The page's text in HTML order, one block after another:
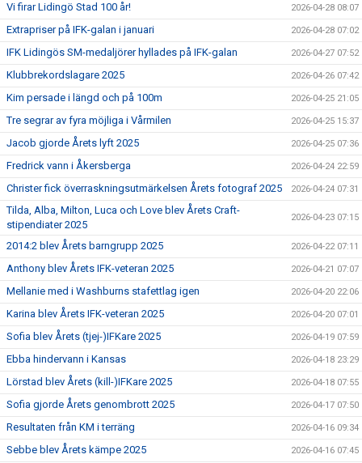
Vi firar Lidingö Stad 100 år! 2026-04-28 08:07
Extrapriser på IFK-galan i januari 2026-04-28 07:02
IFK Lidingös SM-medaljörer hyllades på IFK-galan 2026-04-27 07:52
Klubbrekordslagare 2025 2026-04-26 07:42
Kim persade i längd och på 100m 2026-04-25 21:05
Tre segrar av fyra möjliga i Vårmilen 2026-04-25 15:37
Jacob gjorde Årets lyft 2025 2026-04-25 07:36
Fredrick vann i Åkersberga 2026-04-24 22:59
Christer fick överraskningsutmärkelsen Årets fotograf 2025 2026-04-24 07:31
Tilda, Alba, Milton, Luca och Love blev Årets Craft-
stipendiater 2025
2026-04-23 07:15
2014:2 blev Årets barngrupp 2025 2026-04-22 07:11
Anthony blev Årets IFK-veteran 2025 2026-04-21 07:07
Mellanie med i Washburns stafettlag igen 2026-04-20 22:06
Karina blev Årets IFK-veteran 2025 2026-04-20 07:01
Sofia blev Årets (tjej-)IFKare 2025 2026-04-19 07:59
Ebba hindervann i Kansas 2026-04-18 23:29
Lörstad blev Årets (kill-)IFKare 2025 2026-04-18 07:55
Sofia gjorde Årets genombrott 2025 2026-04-17 07:50
Resultaten från KM i terräng 2026-04-16 09:34
Sebbe blev Årets kämpe 2025 2026-04-16 07:45